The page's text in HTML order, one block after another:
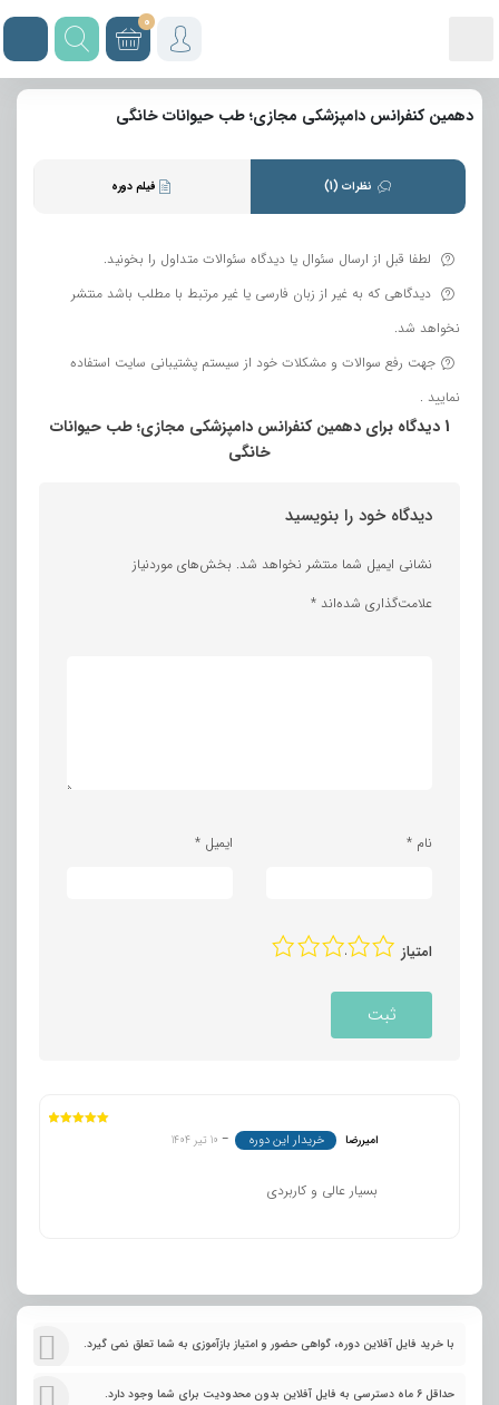
0
دهمین کنفرانس دامپزشکی مجازی؛ طب حیوانات خانگی
نظرات (1) فیلم دوره
لطفا قبل از ارسال سئوال یا دیدگاه سئوالات متداول را بخونید.
دیدگاهی که به غیر از زبان فارسی یا غیر مرتبط با مطلب باشد منتشر
نخواهد شد.
جهت رفع سوالات و مشکلات خود از سیستم پشتیبانی سایت استفاده
نمایید .
1 دیدگاه برای
دهمین کنفرانس دامپزشکی مجازی؛ طب حیوانات
خانگی
دیدگاه خود را بنویسید
نشانی ایمیل شما منتشر نخواهد شد. بخش‌های موردنیاز
علامت‌گذاری شده‌اند *
نام * ایمیل *
امتیاز 5
4
3
2
امیررضا خریدار این دوره – 10 تیر 1404
بسیار عالی و کاربردی
با خرید فایل آفلاین دوره، گواهی حضور و امتیاز بازآموزی به شما تعلق نمی گیرد.
حداقل 6 ماه دسترسی به فایل آفلاین بدون محدودیت برای شما وجود دارد.